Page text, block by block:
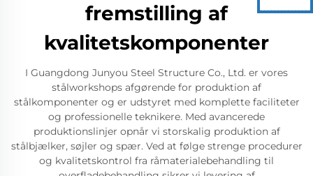
fremstilling af
kvalitetskomponenter
I Guangdong Junyou Steel Structure Co., Ltd. er vores
stålworkshops afgørende for produktion af
stålkomponenter og er udstyret med komplette faciliteter
og professionelle teknikere. Med avancerede
produktionslinjer opnår vi storskalig produktion af
stålbjælker, søjler og spær. Ved at følge strenge procedurer
og kvalitetskontrol fra råmaterialebehandling til